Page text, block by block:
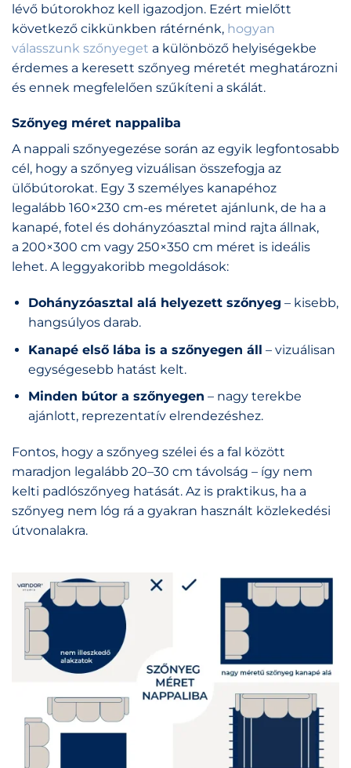
lévő bútorokhoz kell igazodjon. Ezért mielőtt
következő cikkünkben rátérnénk, hogyan
válasszunk szőnyeget a különböző helyiségekbe
érdemes a keresett szőnyeg méretét meghatározni
és ennek megfelelően szűkíteni a skálát.
Szőnyeg méret nappaliba
A nappali szőnyegezése során az egyik legfontosabb
cél, hogy a szőnyeg vizuálisan összefogja az
ülőbútorokat. Egy 3 személyes kanapéhoz
legalább 160×230 cm-es méretet ajánlunk, de ha a
kanapé, fotel és dohányzóasztal mind rajta állnak,
a 200×300 cm vagy 250×350 cm méret is ideális
lehet. A leggyakoribb megoldások:
Dohányzóasztal alá helyezett szőnyeg – kisebb,
hangsúlyos darab.
Kanapé első lába is a szőnyegen áll – vizuálisan
egységesebb hatást kelt.
Minden bútor a szőnyegen – nagy terekbe
ajánlott, reprezentatív elrendezéshez.
Fontos, hogy a szőnyeg szélei és a fal között
maradjon legalább 20–30 cm távolság – így nem
kelti padlószőnyeg hatását. Az is praktikus, ha a
szőnyeg nem lóg rá a gyakran használt közlekedési
útvonalakra.